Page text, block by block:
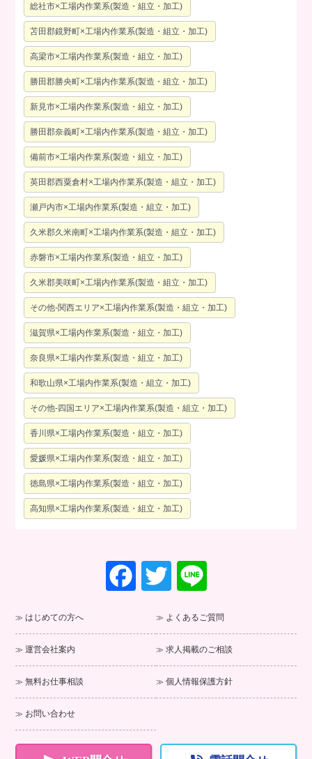
総社市×工場内作業系(製造・組立・加工)
苫田郡鏡野町×工場内作業系(製造・組立・加工)
高梁市×工場内作業系(製造・組立・加工)
勝田郡勝央町×工場内作業系(製造・組立・加工)
新見市×工場内作業系(製造・組立・加工)
勝田郡奈義町×工場内作業系(製造・組立・加工)
備前市×工場内作業系(製造・組立・加工)
英田郡西粟倉村×工場内作業系(製造・組立・加工)
瀬戸内市×工場内作業系(製造・組立・加工)
久米郡久米南町×工場内作業系(製造・組立・加工)
赤磐市×工場内作業系(製造・組立・加工)
久米郡美咲町×工場内作業系(製造・組立・加工)
その他-関西エリア×工場内作業系(製造・組立・加工)
滋賀県×工場内作業系(製造・組立・加工)
奈良県×工場内作業系(製造・組立・加工)
和歌山県×工場内作業系(製造・組立・加工)
その他-四国エリア×工場内作業系(製造・組立・加工)
香川県×工場内作業系(製造・組立・加工)
愛媛県×工場内作業系(製造・組立・加工)
徳島県×工場内作業系(製造・組立・加工)
高知県×工場内作業系(製造・組立・加工)
F
a
e
b
o
k
T
wi
tt
er
e
はじめての方へ よくあるご質問
運営会社案内 求人掲載のご相談
無料お仕事相談 個人情報保護方針
お問い合わせ